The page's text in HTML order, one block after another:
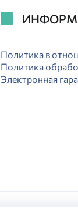
Политика в
Политика
Электронная